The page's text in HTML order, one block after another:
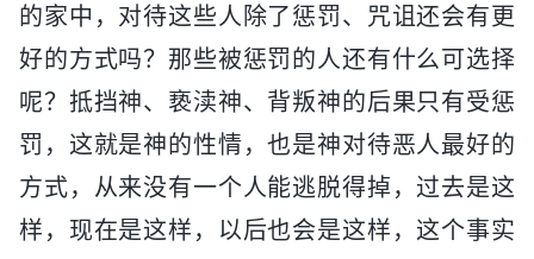
的家中，对待这些人除了惩罚、咒诅还会有更
好的方式吗？那些被惩罚的人还有什么可选择
呢？抵挡神、亵渎神、背叛神的后果只有受惩
罚，这就是神的性情，也是神对待恶人最好的
方式，从来没有一个人能逃脱得掉，过去是这
样，现在是这样，以后也会是这样，这个事实